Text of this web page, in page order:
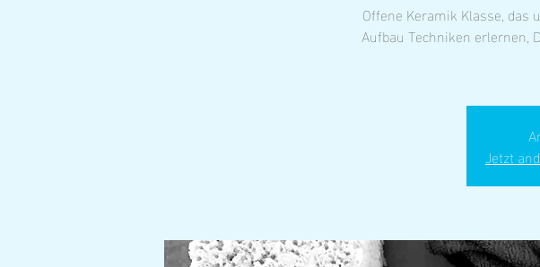
Offene Keramik Klasse,
Aufbau Techniken erlernen,
Jetzt